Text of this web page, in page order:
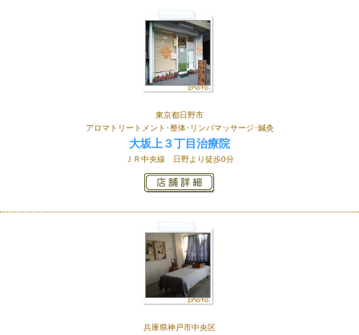
東京都日野市
アロマトリートメント･整体･リンパマッサージ･鍼灸
大坂上３丁目治療院
ＪＲ中央線 日野より徒歩0分
兵庫県神戸市中央区